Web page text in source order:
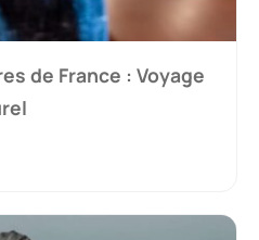
de France : Voyage